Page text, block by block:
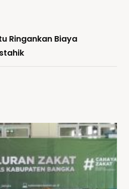
Ringankan Biaya